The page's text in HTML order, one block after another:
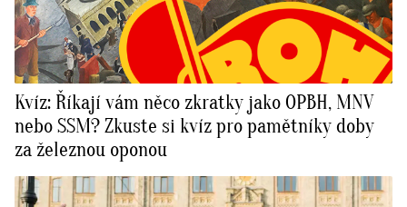
Kvíz: Říkají vám něco zkratky jako OPBH, MNV
nebo SSM? Zkuste si kvíz pro pamětníky doby
za železnou oponou